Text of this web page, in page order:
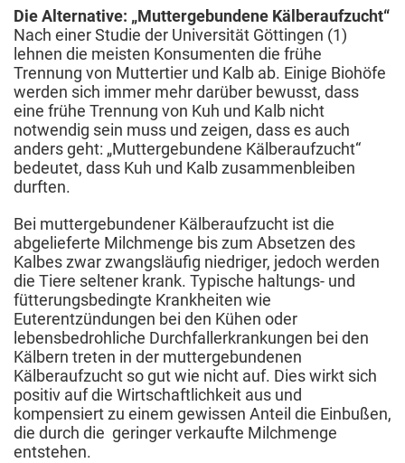
Die Alternative: „Muttergebundene Kälberaufzucht“
Nach einer Studie der Universität Göttingen (1)
lehnen die meisten Konsumenten die frühe
Trennung von Muttertier und Kalb ab. Einige Biohöfe
werden sich immer mehr darüber bewusst, dass
eine frühe Trennung von Kuh und Kalb nicht
notwendig sein muss und zeigen, dass es auch
anders geht: „Muttergebundene Kälberaufzucht“
bedeutet, dass Kuh und Kalb zusammenbleiben
durften.
Bei muttergebundener Kälberaufzucht ist die
abgelieferte Milchmenge bis zum Absetzen des
Kalbes zwar zwangsläufig niedriger, jedoch werden
die Tiere seltener krank. Typische haltungs- und
fütterungsbedingte Krankheiten wie
Euterentzündungen bei den Kühen oder
lebensbedrohliche Durchfallerkrankungen bei den
Kälbern treten in der muttergebundenen
Kälberaufzucht so gut wie nicht auf. Dies wirkt sich
positiv auf die Wirtschaftlichkeit aus und
kompensiert zu einem gewissen Anteil die Einbußen,
die durch die geringer verkaufte Milchmenge
entstehen.